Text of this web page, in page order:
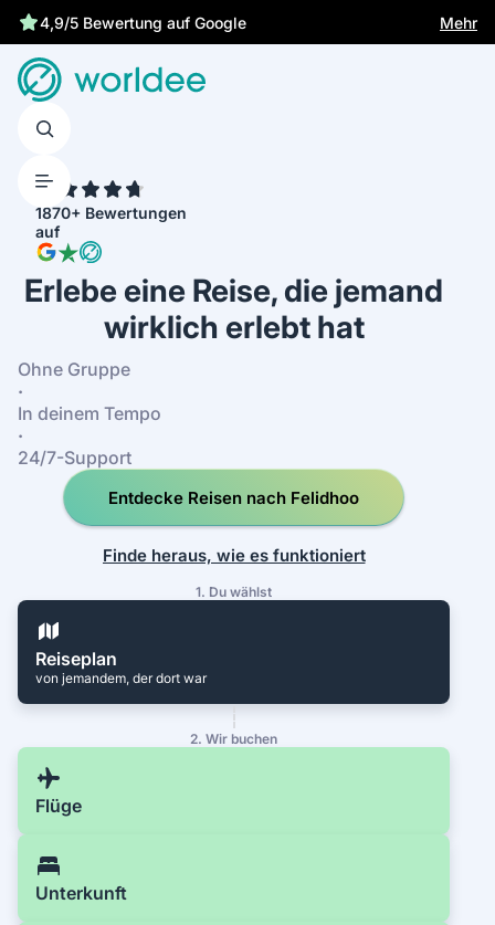
4,9/5 Bewertung auf Google
Mehr
1870+ Bewertungen
auf
Erlebe eine Reise, die jemand
wirklich erlebt hat
Ohne Gruppe
·
In deinem Tempo
·
24/7-Support
Entdecke Reisen nach Felidhoo
Finde heraus, wie es funktioniert
1. Du wählst
Reiseplan
von jemandem, der dort war
2. Wir buchen
Flüge
Unterkunft